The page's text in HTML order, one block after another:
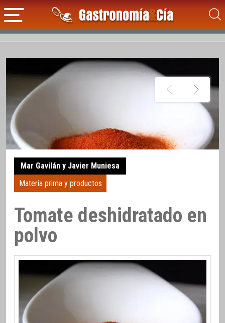
Mar Gavilán y Javier Muniesa
Materia prima y productos
Tomate deshidratado en
polvo